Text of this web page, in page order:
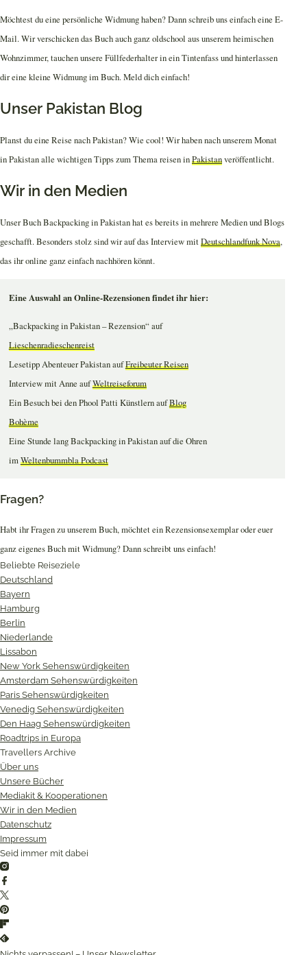
Möchtest du eine persönliche Widmung haben? Dann schreib uns einfach eine E-
Mail. Wir verschicken das Buch auch ganz oldschool aus unserem heimischen
Wohnzimmer, tauchen unsere Füllfederhalter in ein Tintenfass und hinterlassen
dir eine kleine Widmung im Buch. Meld dich einfach!
Unser Pakistan Blog
Planst du eine Reise nach Pakistan? Wie cool! Wir haben nach unserem Monat
in Pakistan alle wichtigen Tipps zum Thema reisen inPakistanveröffentlicht.
Wir in den Medien
Unser Buch Backpacking in Pakistan hat es bereits in mehrere Medien und Blogs
geschafft. Besonders stolz sind wir auf das Interview mitDeutschlandfunk Nova,
das ihr online ganz einfach nachhören könnt.
Eine Auswahl an Online-Rezensionen findet ihr hier:
„Backpacking in Pakistan – Rezension“ auf
Lieschenradieschenreist
Lesetipp Abenteuer Pakistan aufFreibeuter Reisen
Interview mit Anne aufWeltreiseforum
Ein Besuch bei den Phool Patti Künstlern aufBlog
Bohème
Eine Stunde lang Backpacking in Pakistan auf die Ohren
imWeltenbummbla Podcast
Fragen?
Habt ihr Fragen zu unserem Buch, möchtet ein Rezensionsexemplar oder euer
ganz eigenes Buch mit Widmung? Dann schreibt uns einfach!
Beliebte Reiseziele
Deutschland
Bayern
Hamburg
Berlin
Niederlande
Lissabon
New York Sehenswürdigkeiten
Amsterdam Sehenswürdigkeiten
Paris Sehenswürdigkeiten
Venedig Sehenswürdigkeiten
Den Haag Sehenswürdigkeiten
Roadtrips in Europa
Travellers Archive
Über uns
Unsere Bücher
Mediakit & Kooperationen
Wir in den Medien
Datenschutz
Impressum
Seid immer mit dabei
Instagram
Twitter
Pinterest
Flipboard
Feedly